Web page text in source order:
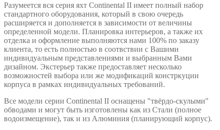
Разумеется вся серия яхт Continental II имеет полный набор
стандартного оборудования, который в свою очередь
расширяется и дополняется в зависимости от величины
определенной модели. Планировка интерьеров, а также их
отделка и оформление выполняются нами 100% по заказу
клиента, то есть полностью в соотвствии с Вашими
индивидуальным представлениями и выбранным Вами
дизайном. Экстерьер также предоставляет несколько
возможностей выбора или же модификаций констркуции
корпуса в рамках индивидуальных требований.
Все модели серии Continental II оснащены "твёрдо-скулыми"
обводами и могут быть изготовлены как из Стали (полное
водоизмещение), так и из Алюминия (планирующий корпус).